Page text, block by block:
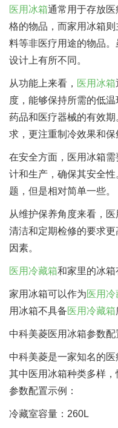
医用冰箱通常用于存放
格的物品，而家用冰箱
料等非医疗用途的物品
设计上有所不同。
从功能上来看， 医用冰箱
度，能够保持所需的低
药品和医疗器械的有效
求，更注重制冷效果和保
在安全方面，医用冰箱
计和生产，确保其安全
题，但是相对简单一些。
从维护保养角度来看，
清洁和定期检修的要求
因素。
医用冷藏箱和家里的冰箱
家用冰箱可以作为医用冷
用冰箱不具备医用冷藏箱
中科美菱医用冰箱参数配
中科美菱是一家知名的
其中医用冰箱种类多样
参数配置示例：
冷藏室容量：260L